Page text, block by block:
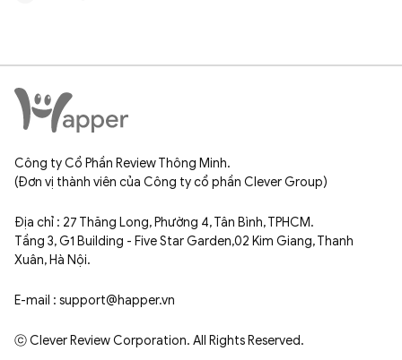
quyết định làm 1 chiếc kính
Công ty Cổ Phần Review Thông Minh.
(Đơn vị thành viên của Công ty cổ phần Clever Group)
Địa chỉ : 27 Thăng Long, Phường 4, Tân Bình, TPHCM.
Tầng 3, G1 Building - Five Star Garden,02 Kim Giang, Thanh
Xuân, Hà Nội.
E-mail : support@happer.vn
ⓒ Clever Review Corporation. All Rights Reserved.